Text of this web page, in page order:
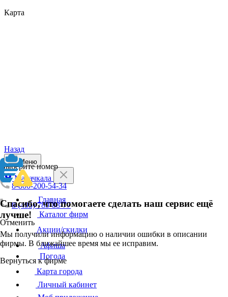
Карта
Назад
Выберите номер
8-800-200-54-34
8 (495) 789-88-77
Отменить
Спасибо, что помогаете сделать наш сервис ещё
лучше!
Мы получили информацию о наличии ошибки в описании
фирмы. В ближайшее время мы ее исправим.
Вернуться к фирме
Меню
Махачкала
Главная
Каталог фирм
Акции/скидки
Афиша
Погода
Карта города
Личный кабинет